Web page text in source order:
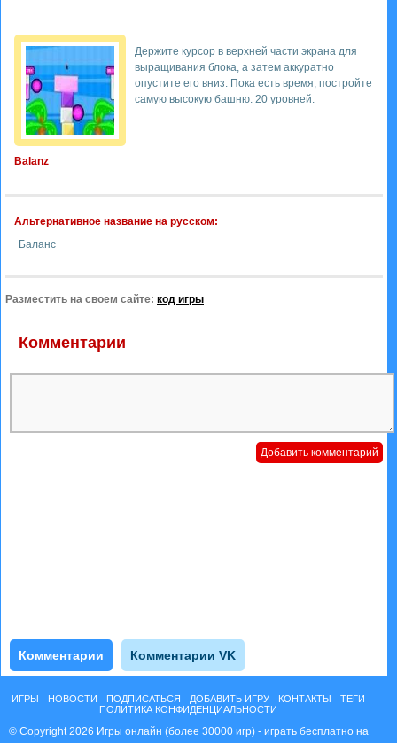
Balanz
Держите курсор в верхней части экрана для
выращивания блока, а затем аккуратно
опустите его вниз. Пока есть время, постройте
самую высокую башню. 20 уровней.
Альтернативное название на русском:
Баланс
Разместить на своем сайте: код игры
Комментарии
Комментарии Комментарии VK
ИГРЫ НОВОСТИ ПОДПИСАТЬСЯ ДОБАВИТЬ ИГРУ КОНТАКТЫ
ТЕГИ
ПОЛИТИКА КОНФИДЕНЦИАЛЬНОСТИ
© Copyright 2026 Игры онлайн (более 30000 игр) - играть бесплатно на